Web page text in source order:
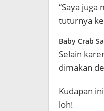
“Saya
tuturnya
Baby Crab
Selain
dimakan
Kudapan
loh!